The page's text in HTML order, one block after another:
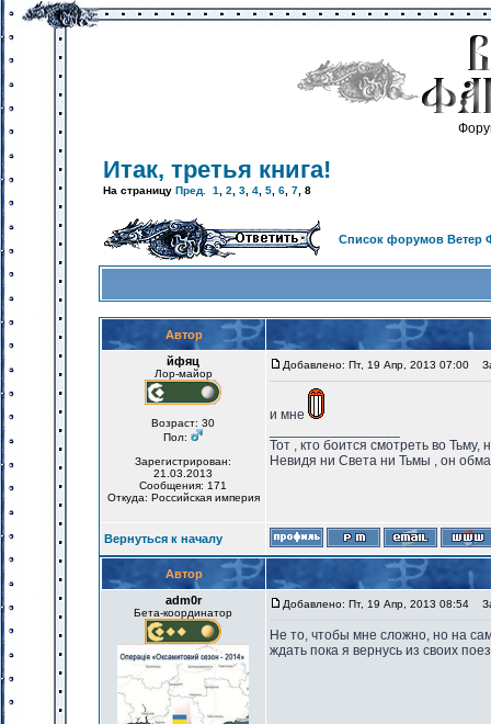
Итак, третья книга!
На страницу Пред. 1 2 3 4 5 6 7 8
Список форумов Ветер
Автор
йфяц
Лор-майор
Возраст: 30
Пол:
Зарегистрирован:
21.03.2013
Сообщения: 171
Откуда: Российская империя
Добавлено: Пт, 19 Апр, 2013 07:00
и мне
Тот , кто боится смотреть во Тьму,
Невидя ни Света ни Тьмы , он
Вернуться к началу
Автор
adm0r
Бета-координатор
Добавлено: Пт, 19 Апр, 2013 08:54
Не то, чтобы мне сложно, но на
ждать пока я вернусь из своих